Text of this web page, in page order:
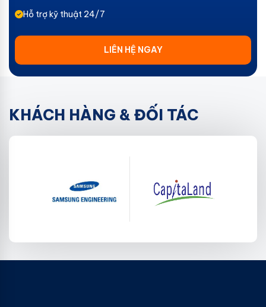
Hỗ trợ kỹ thuật 24/7
LIÊN HỆ NGAY
KHÁCH HÀNG & ĐỐI TÁC